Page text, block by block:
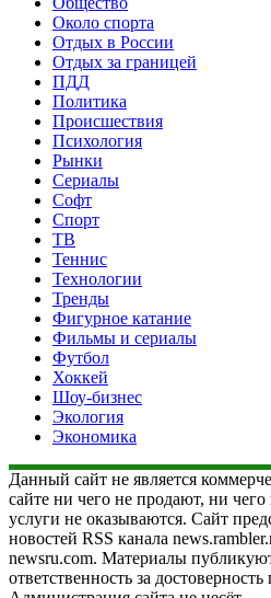
Около спорта
Отдых в России
Отдых за границей
ПДД
Политика
Происшествия
Психология
Рынки
Сериалы
Софт
Спорт
ТВ
Теннис
Технологии
Тренды
Фигурное катание
Фильмы и сериалы
Футбол
Хоккей
Шоу-бизнес
Экология
Экономика
Данный сайт не является
сайте ни чего не продают, ни
услуги не оказываются. Сайт
новостей RSS канала
newsru.com. Материалы
ответственность за